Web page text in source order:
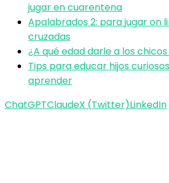
jugar en cuarentena
Apalabrados 2: para jugar on
cruzadas
¿A qué edad darle a los
Tips para educar hijos
aprender
ChatGPTClaudeX (Twitter)LinkedIn